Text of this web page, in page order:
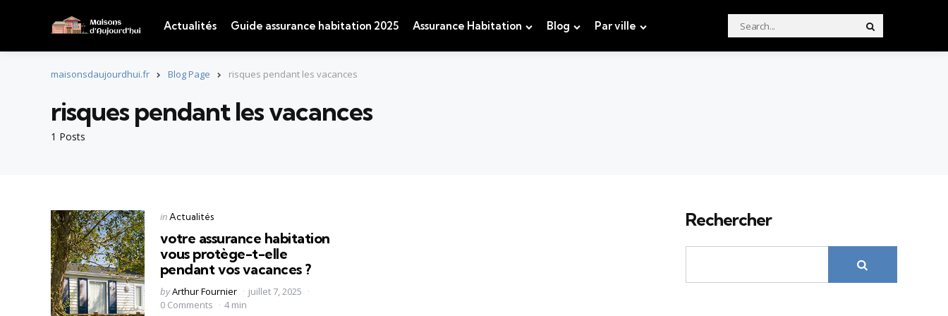
Actualités Guide assurance habitation 2025 Assurance Habitation Blog Par ville
Search
for:
maisonsdaujourdhui.fr Blog Page risques pendant les vacances
1 Posts
risques pendant les vacances
Categories
Posted
in Actualités
votre assurance habitation
vous protège-t-elle
pendant vos vacances ?
Posted
by
byArthur Fournier
juillet 7, 2025
0 Comments
4 min
Rechercher